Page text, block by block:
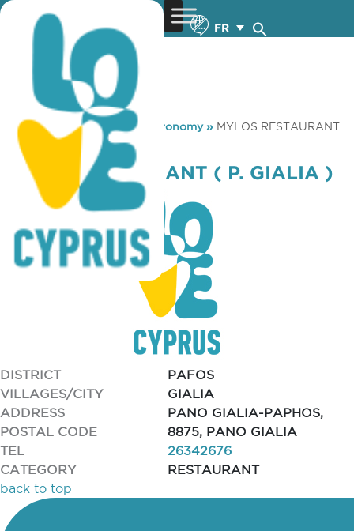
FR
You are here: Home »Gastronomy» MYLOS RESTAURANT
( P. GIALIA )
MYLOS RESTAURANT ( P. GIALIA )
DISTRICT
PAFOS
VILLAGES/CITY
GIALIA
ADDRESS
PANO GIALIA-PAPHOS,
POSTAL CODE
8875, PANO GIALIA
TEL
26342676
CATEGORY
RESTAURANT
back to top